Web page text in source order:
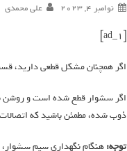
نوامبر 4, 2023 علی محمدی
[ad_1]
اگر همچنان مشکل قطعی دارید،
اگر سشوار قطع شده است و روشن
ذوب شده، مطمئن باشید که
توجه:هنگام نگهداری سیم